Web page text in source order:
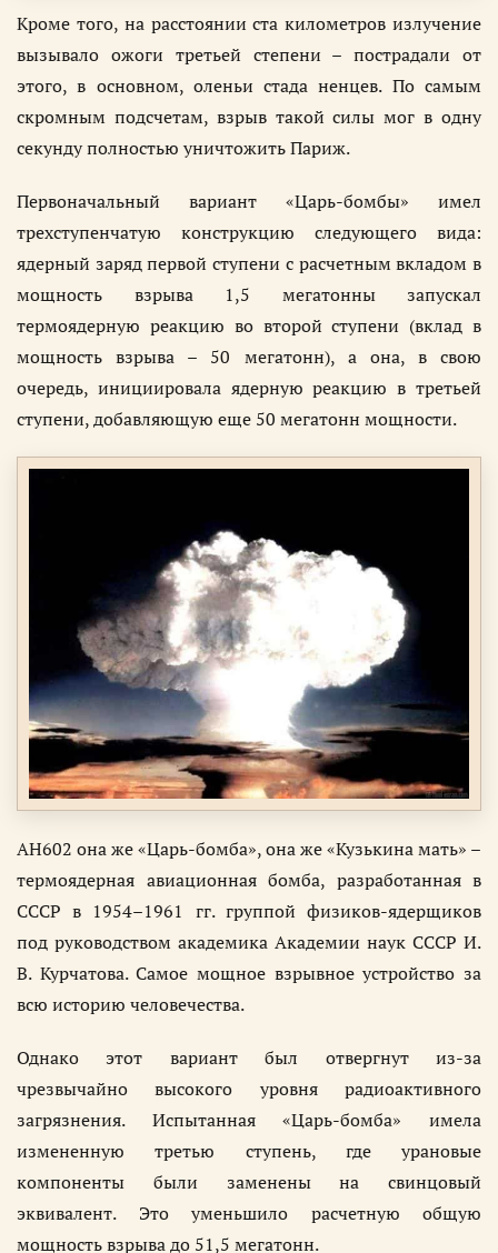
Кроме того, на расстоянии ста километров излучение
вызывало ожоги третьей степени – пострадали от
этого, в основном, оленьи стада ненцев. По самым
скромным подсчетам, взрыв такой силы мог в одну
секунду полностью уничтожить Париж.
Первоначальный вариант «Царь-бомбы» имел
трехступенчатую конструкцию следующего вида:
ядерный заряд первой ступени с расчетным вкладом в
мощность взрыва 1,5 мегатонны запускал
термоядерную реакцию во второй ступени (вклад в
мощность взрыва – 50 мегатонн), а она, в свою
очередь, инициировала ядерную реакцию в третьей
ступени, добавляющую еще 50 мегатонн мощности.
АН602 она же «Царь-бомба», она же «Кузькина мать» –
термоядерная авиационная бомба, разработанная в
СССР в 1954–1961 гг. группой физиков-ядерщиков
под руководством академика Академии наук СССР И.
В. Курчатова. Самое мощное взрывное устройство за
всю историю человечества.
Однако этот вариант был отвергнут из-за
чрезвычайно высокого уровня радиоактивного
загрязнения. Испытанная «Царь-бомба» имела
измененную третью ступень, где урановые
компоненты были заменены на свинцовый
эквивалент. Это уменьшило расчетную общую
мощность взрыва до 51,5 мегатонн.